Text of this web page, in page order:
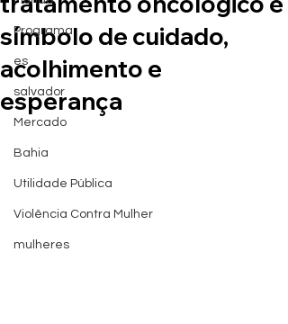
Programa
es
salvador
Mercado
Bahia
Utilidade Pública
Violência Contra Mulher
mulheres
símbolo de cuidado,
acolhimento e
esperança